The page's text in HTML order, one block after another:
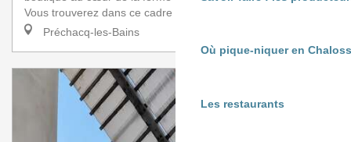
Où pique-niquer en
Les restaurants
Vous trouverez dans ce cadre agréable...
Préchacq-les-Bains